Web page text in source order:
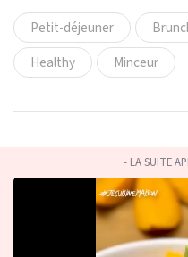
Petit-déjeuner
Healthy
Minceur
- LA SUITE